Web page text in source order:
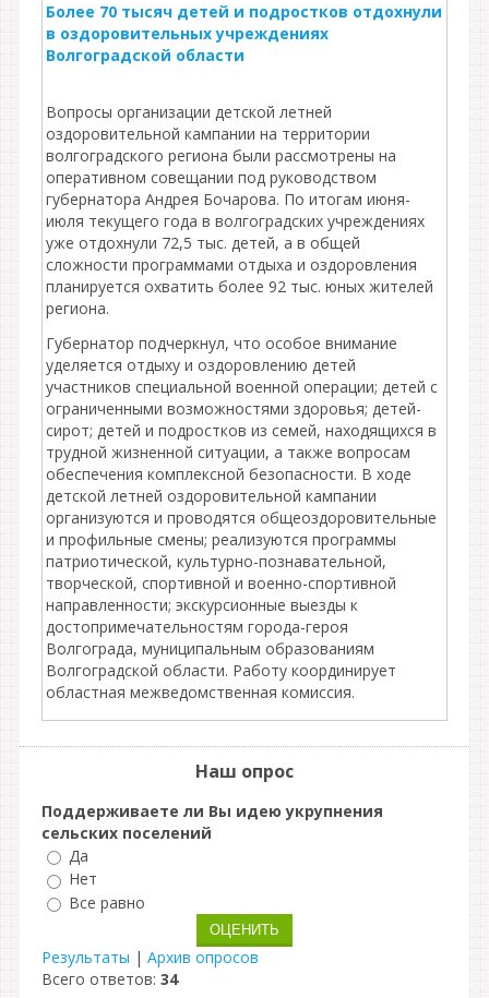
Более 70 тысяч детей и подростков отдохнули
в оздоровительных учреждениях
Волгоградской области
Вопросы организации детской летней
оздоровительной кампании на территории
волгоградского региона были рассмотрены на
оперативном совещании под руководством
губернатора Андрея Бочарова. По итогам июня-
июля текущего года в волгоградских учреждениях
уже отдохнули 72,5 тыс. детей, а в общей
сложности программами отдыха и оздоровления
планируется охватить более 92 тыс. юных жителей
региона.
Губернатор подчеркнул, что особое внимание
уделяется отдыху и оздоровлению детей
участников специальной военной операции; детей с
ограниченными возможностями здоровья; детей-
сирот; детей и подростков из семей, находящихся в
трудной жизненной ситуации, а также вопросам
обеспечения комплексной безопасности. В ходе
детской летней оздоровительной кампании
организуются и проводятся общеоздоровительные
и профильные смены; реализуются программы
патриотической, культурно-познавательной,
творческой, спортивной и военно-спортивной
направленности; экскурсионные выезды к
достопримечательностям города-героя
Волгограда, муниципальным образованиям
Волгоградской области. Работу координирует
областная межведомственная комиссия.
Наш опрос
Поддерживаете ли Вы идею укрупнения
сельских поселений
Да
Нет
Все равно
Результаты | Архив опросов
Всего ответов: 34